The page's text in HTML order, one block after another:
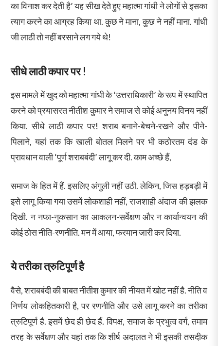
का विनाश कर देती है’ यह सीख देते हुए महात्मा गांधी ने लोगों से इसका
त्याग करने का आग्रह किया था. कुछ ने माना, कुछ ने नहीं माना. गांधी
जी लाठी तो नहीं बरसाने लग गये थे!
सीधे लाठी कपार पर !
इस मामले में खुद को महात्मा गांधी के ‘उत्तराधिकारी’ के रूप में स्थापित
करने को प्रयासरत नीतीश कुमार ने समाज से कोई अनुनय विनय नहीं
किया. सीधे लाठी कपार पर! शराब बनाने-बेचने-रखने और पीने-
पिलाने, यहां तक कि खाली बोतल मिलने पर भी कठोरतम दंड के
प्रावधान वाली ‘पूर्ण शराबबंदी’ लागू कर दी. काम अच्छे हैं,
समाज के हित में हैं. इसलिए अंगुली नहीं उठी. लेकिन, जिस हड़बड़ी में
इसे लागू किया गया उसमें लोकशाही नहीं, राजशाही अंदाज की झलक
दिखी. न नफा-नुकसान का आकलन-सर्वेक्षण और न कार्यान्वयन की
कोई ठोस नीति-रणनीति. मन में आया, फरमान जारी कर दिया.
ये तरीका त्रुटिपूर्ण है
वैसे, शराबबंदी की बाबत नीतीश कुमार की नीयत में खोट नहीं है. नीति व
निर्णय लोकहितकारी है, पर रणनीति और उसे लागू करने का तरीका
त्रुटिपूर्ण है. इसमें छेद ही छेद हैं. विपक्ष, समाज के प्रभुत्व वर्ग, तमाम
तरह के सर्वेक्षण और यहां तक कि शीर्ष अदालत ने भी इसकी तसदीक